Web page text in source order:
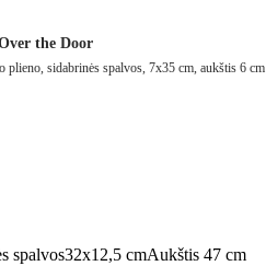
the Door
plieno, sidabrinės spalvos, 7x35 cm, aukštis 6 cm
spalvos32x12,5 cmAukštis 47 cm